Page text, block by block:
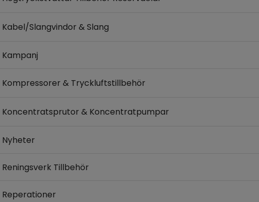
Kabel/Slangvindor & Slang
Kampanj
Kompressorer & Tryckluftstillbehör
Koncentratsprutor & Koncentratpumpar
Nyheter
Reningsverk Tillbehör
Reperationer